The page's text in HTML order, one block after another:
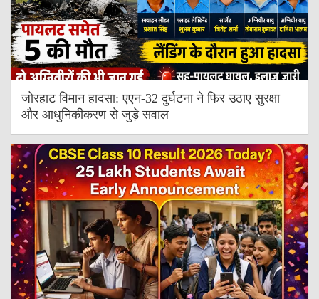
जोरहाट विमान हादसा: एएन-32 दुर्घटना ने फिर उठाए सुरक्षा
और आधुनिकीकरण से जुड़े सवाल